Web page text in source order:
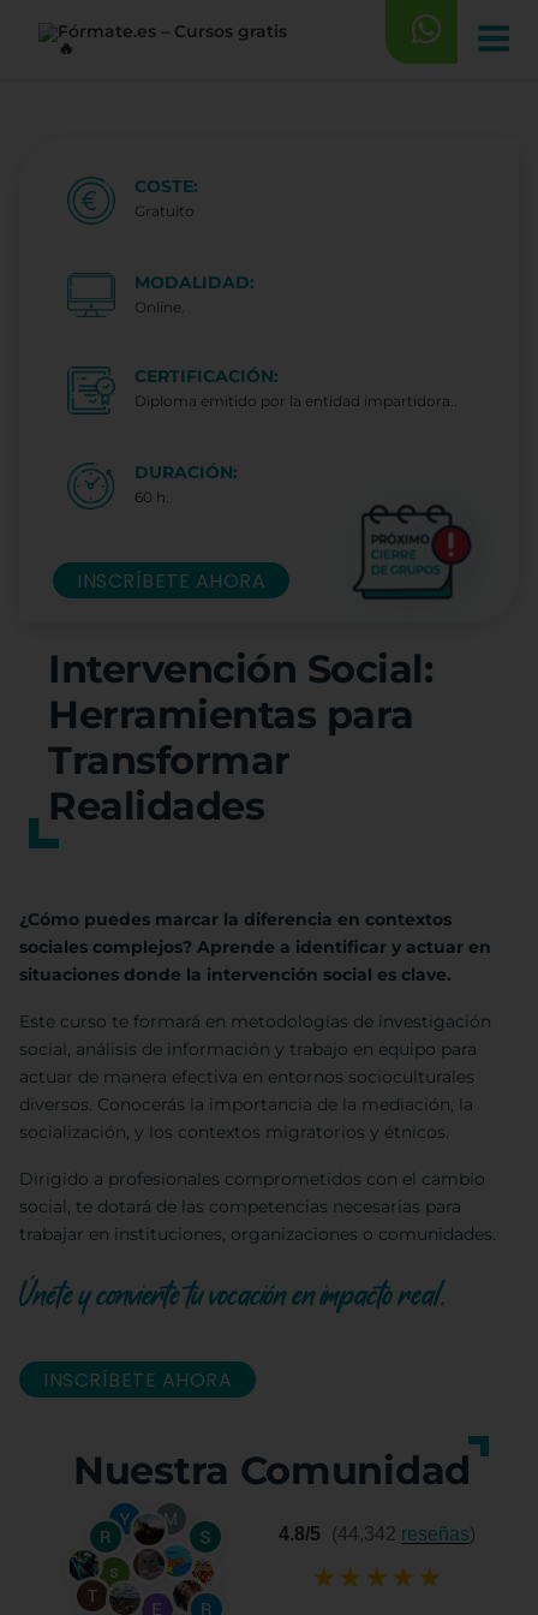
Intervención Social:
Herramientas para
Transformar
Realidades
¿Cómo puedes marcar la diferencia en contextos
sociales complejos? Aprende a identificar y actuar en
situaciones donde la intervención social es clave.
Este curso te formará en metodologías de investigación
social, análisis de información y trabajo en equipo para
actuar de manera efectiva en entornos socioculturales
diversos. Conocerás la importancia de la mediación, la
socialización, y los contextos migratorios y étnicos.
Dirigido a profesionales comprometidos con el cambio
social, te dotará de las competencias necesarias para
trabajar en instituciones, organizaciones o comunidades.
Únete y convierte tu vocación en impacto real.
INSCRÍBETE AHORA
Nuestra Comunidad
4.8/5 (44,342 reseñas)
★★★★★
COSTE:
Gratuito
MODALIDAD:
Online.
CERTIFICACIÓN:
Diploma emitido por la entidad impartidora..
DURACIÓN:
60 h.
INSCRÍBETE AHORA